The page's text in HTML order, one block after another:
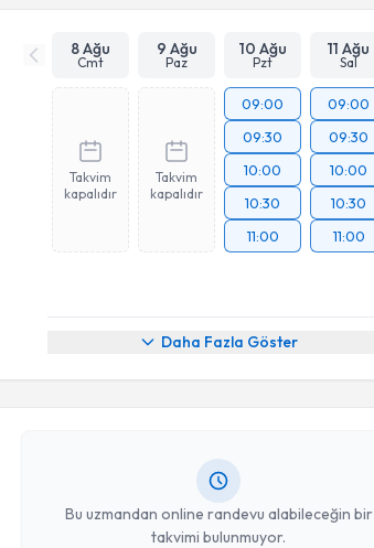
8 Ağu
Cmt
9 Ağu
Paz
10 Ağu
Pzt
11 Ağu
Sal
Takvim
kapalıdır
Takvim
kapalıdır
09:00
09:30
10:00
10:30
11:00
09:00
09:30
10:00
10:30
11:00
Daha Fazla Göster
Bu uzmandan online randevu alabileceğin bir
takvimi bulunmuyor.
Randevu Takvimi Talebi